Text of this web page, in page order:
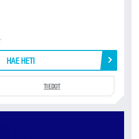
HAE HETI
TIEDOT